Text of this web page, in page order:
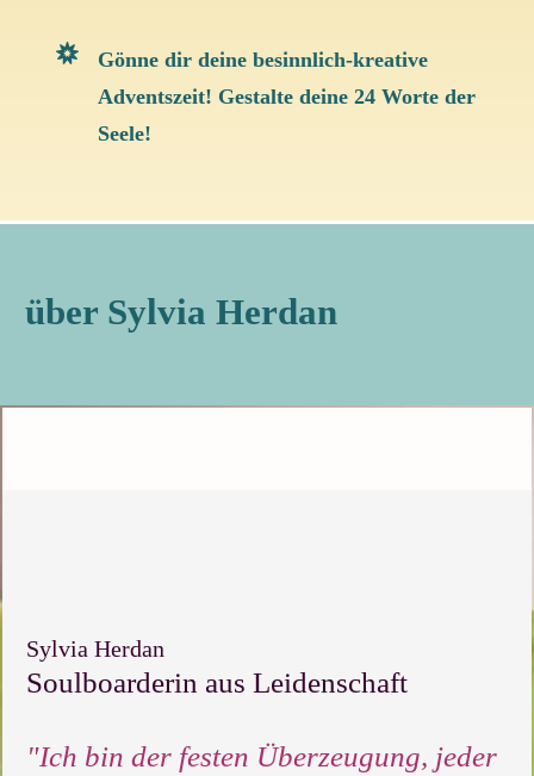
Gönne dir deine besinnlich-kreative
Adventszeit! Gestalte deine 24 Worte der
Seele!
über Sylvia Herdan
Sylvia Herdan
Soulboarderin aus Leidenschaft
"Ich bin der festen Überzeugung, jeder